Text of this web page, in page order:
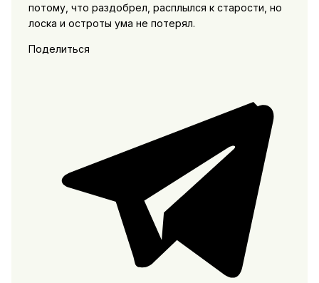
потому, что раздобрел, расплылся к старости, но
лоска и остроты ума не потерял.
Поделиться